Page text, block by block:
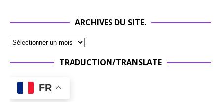
ARCHIVES DU SITE.
TRADUCTION/TRANSLATE
FR